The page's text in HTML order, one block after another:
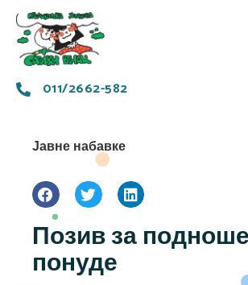
011/2662-582
Јавне набавке
Позив за
понуде